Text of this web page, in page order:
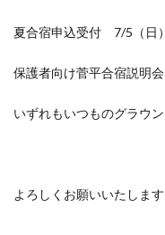
夏合宿申込受付 7/5（日
保護者向け菅平合宿説明
いずれもいつものグラウ
よろしくお願いいたします